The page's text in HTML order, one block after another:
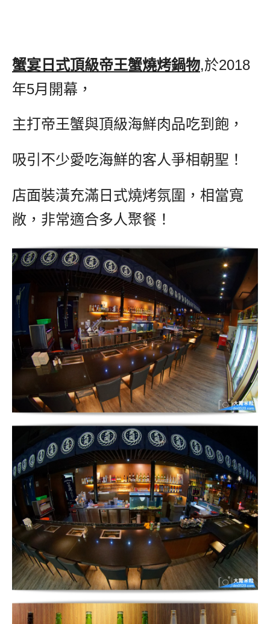
蟹宴日式頂級帝王蟹燒烤鍋物,於2018
年5月開幕，
主打帝王蟹與頂級海鮮肉品吃到飽，
吸引不少愛吃海鮮的客人爭相朝聖！
店面裝潢充滿日式燒烤氛圍，相當寬
敞，非常適合多人聚餐！